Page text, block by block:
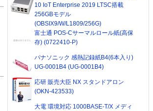
10 IoT Enterprise 2019 LTSC搭載
256GBモデル
(OBSIX9/W/L1809/256G)
富士通 POS-Cサーマルロール紙(高保
存) (0722410-P)
パナソニック 感熱記録紙B4(6本入り)
UG-0001B4 (UG-0001B4)
応研 販売大臣 NX スタンドアロン
(OKN-423533)
大電 環境対応 1000BASE-T/X メディ